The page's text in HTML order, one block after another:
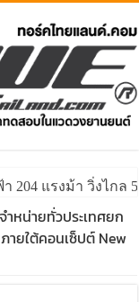
า 204 แรงม้า วิ่งไกล
ปรับโฉมหน้าใหม่
หน่ายทั่วประเทศยก
ายใต้คอนเซ็ปต์ New